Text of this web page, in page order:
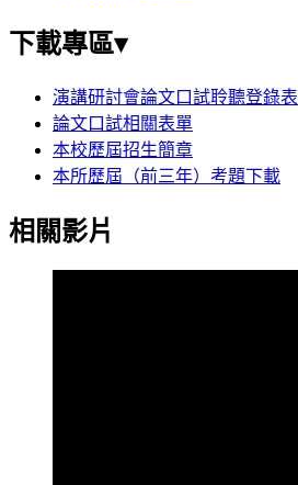
下載專區▾
演講研討會論文口試聆聽登錄表
論文口試相關表單
本校歷屆招生簡章
本所歷屆（前三年）考題下載
相關影片